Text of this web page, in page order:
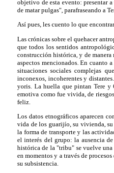
objetivo de esta evento: presentar
de matar pulgas", parafraseando a
Así pues, les cuento lo que
Las crónicas sobre el quehacer
que todos los sentidos
construcción histórica, y de
aspectos mencionados. En cuanto
situaciones sociales complejas
inconexos, incoherentes y
yoris. La huella que pintan Tere y
emotiva como fue vivida, de
feliz.
Los datos etnográficos aparecen
vida de los guarijío, su vivienda,
la forma de transporte y las
el interés del grupo: la ausencia
histórica de la "tribu" se vuelve
en momentos y a través de
su subsistencia.